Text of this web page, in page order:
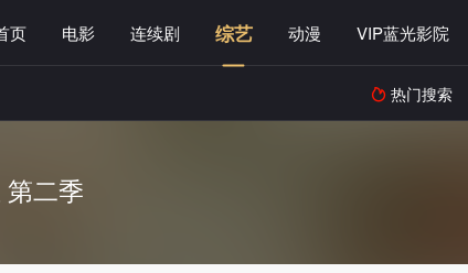
页 电影 连续剧 综艺 动漫 VIP蓝光影院
 热门搜索
二季